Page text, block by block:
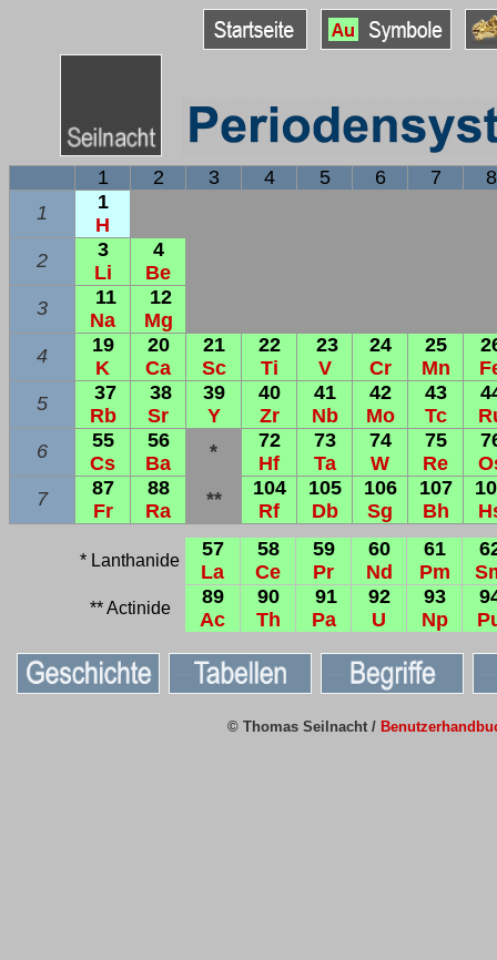
1 2 3 4 5 6 7
8
1
1
H
2
3
Li
4
Be
3
11
Na
12
Mg
4
19
K
20
Ca
21
Sc
22
Ti
23
V
24
Cr
25
Mn
5
37
Rb
38
Sr
39
Y
40
Zr
41
Nb
42
Mo
43
Tc
6
55
Cs
56
Ba
*
72
Hf
73
Ta
74
W
75
Re
7
87
Fr
88
Ra
**
104
Rf
105
Db
106
Sg
107
Bh
* Lanthanide
57
La
58
Ce
59
Pr
60
Nd
61
Pm
** Actinide
89
Ac
90
Th
91
Pa
92
U
93
Np
© Thomas Seilnacht /